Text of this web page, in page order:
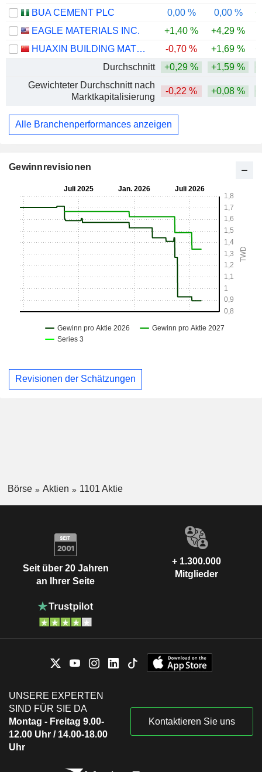
BUA CEMENT PLC
0,00 % 0,00 %
EAGLE MATERIALS INC.
+1,40 % +4,29 %
HUAXIN BUILDING MATERIALS GROUP CO., LTD.
-0,70 % +1,69 %
Durchschnitt
+0,29 % +1,59 %
Gewichteter Durchschnitt nach
Marktkapitalisierung
-0,22 % +0,08 %
Alle Branchenperformances anzeigen
Gewinnrevisionen
Revisionen der Schätzungen
Börse Aktien 1101 Aktie
Seit über 20 Jahren
an Ihrer Seite
+ 1.300.000
Mitglieder
UNSERE EXPERTEN
SIND FÜR SIE DA
Montag - Freitag 9.00-
12.00 Uhr / 14.00-18.00
Uhr
Kontaktieren Sie uns